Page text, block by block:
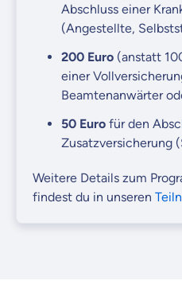
Abschluss einer
(Angestellte,
200 Euro (anstatt
einer
Beamtenanwärter
50 Euro für den
Zusatzversicherung
Weitere Details zum
findest du in unseren